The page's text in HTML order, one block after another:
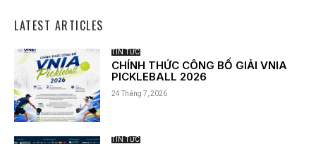
LATEST ARTICLES
TIN TỨC
CHÍNH THỨC CÔNG BỐ GIẢI VNIA
PICKLEBALL 2026
24 Tháng 7, 2026
TIN TỨC